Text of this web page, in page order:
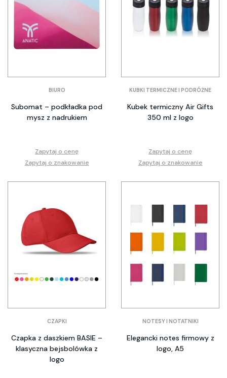
BIURO
Subomat – podkładka pod
mysz z nadrukiem
Zapytaj o cenę
Zapytaj o znakowanie
KUBKI TERMICZNE I PODRÓŻNE
Kubek termiczny Air Gifts
350 ml z logo
Zapytaj o cenę
Zapytaj o znakowanie
CZAPKI
Czapka z daszkiem BASIE –
klasyczna bejsbolówka z
logo
NOTESY I NOTATNIKI
Elegancki notes firmowy z
logo, A5